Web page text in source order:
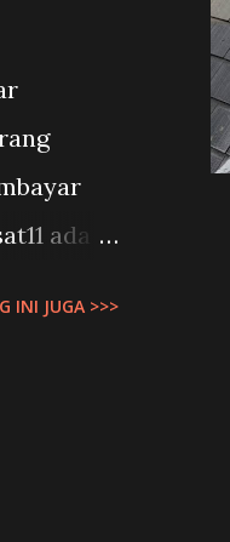
ada
hanya
harus
ku
INI JUGA >>>